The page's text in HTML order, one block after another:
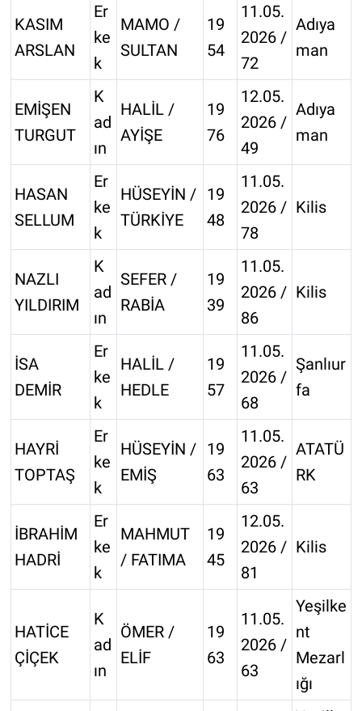
KASIM
ARSLAN
Er
ke
k
MAMO /
SULTAN
19
54
11.05.
2026 /
72
Adıya
man
EMİŞEN
TURGUT
K
ad
ın
HALİL /
AYİŞE
19
76
12.05.
2026 /
49
Adıya
man
HASAN
SELLUM
Er
ke
k
HÜSEYİN /
TÜRKİYE
19
48
11.05.
2026 /
78
Kilis
NAZLI
YILDIRIM
K
ad
ın
SEFER /
RABİA
19
39
11.05.
2026 /
86
Kilis
İSA
DEMİR
Er
ke
k
HALİL /
HEDLE
19
57
11.05.
2026 /
68
Şanlıur
fa
HAYRİ
TOPTAŞ
Er
ke
k
HÜSEYİN /
EMİŞ
19
63
11.05.
2026 /
63
ATATÜ
RK
İBRAHİM
HADRİ
Er
ke
k
MAHMUT
/ FATIMA
19
45
12.05.
2026 /
81
Kilis
HATİCE
ÇİÇEK
K
ad
ın
ÖMER /
ELİF
19
63
11.05.
2026 /
63
Yeşilke
nt
Mezarl
ığı